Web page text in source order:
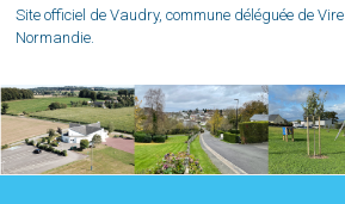
Site officiel de Vaudry, commune déléguée de Vire
Normandie.